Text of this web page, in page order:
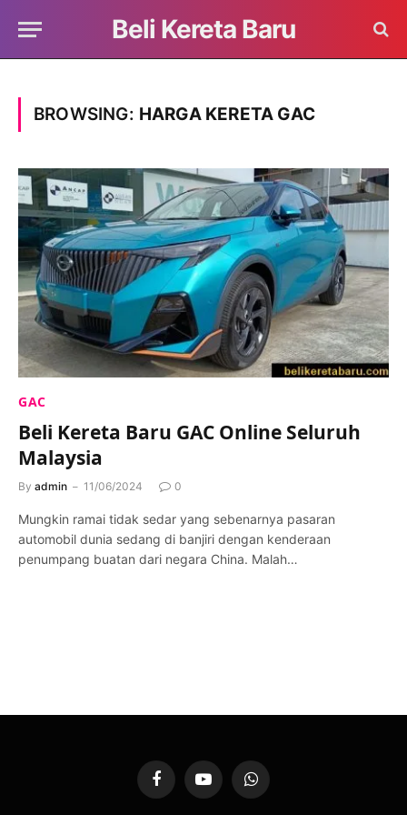
Beli Kereta Baru
BROWSING: HARGA KERETA GAC
GAC
Beli Kereta Baru GAC Online Seluruh
Malaysia
By admin 11/06/2024 0
Mungkin ramai tidak sedar yang sebenarnya pasaran
automobil dunia sedang di banjiri dengan kenderaan
penumpang buatan dari negara China. Malah…
FacebookYouTubeWhatsApp